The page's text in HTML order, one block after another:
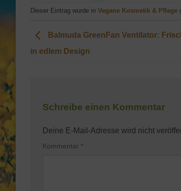
Dieser Eintrag wurde in Vegane Kosmetik & Pflege
Balmuda GreenFan Ventilator:
in edlem Design
Schreibe einen Kommentar
Deine E-Mail-Adresse wird nicht
Kommentar *